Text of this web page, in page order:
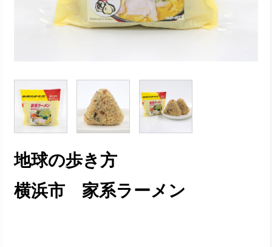
地球の歩き方
横浜市 家系ラーメン